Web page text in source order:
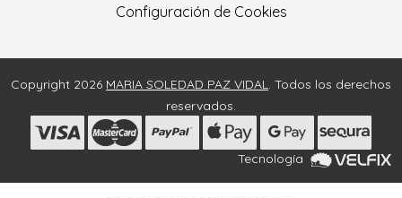
Configuración de Cookies
Copyright 2026 MARIA SOLEDAD PAZ VIDAL
. Todos los derechos
reservados.
Tecnología